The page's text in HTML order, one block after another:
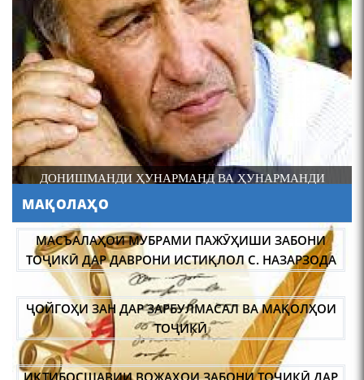
4-уми декабр- зодрӯзи
шоири абадзинда Абулқосим
Лоҳутӣ
АБУЛҚОСИМ ЛОҲУТӢ /
ABULQOSIM LOHUTY/
ДОНИШМАНДИ ҲУНАРМАНД ВА ҲУНАРМАНДИ
МАҚОЛАҲО
МАСЪАЛАҲОИ МУБРАМИ ПАЖӮҲИШИ ЗАБОНИ
ТОҶИКӢ ДАР ДАВРОНИ ИСТИҚЛОЛ С. НАЗАРЗОДА
ҶОЙГОҲИ ЗАН ДАР ЗАРБУЛМАСАЛ ВА МАҚОЛҲОИ
ТОҶИКӢ